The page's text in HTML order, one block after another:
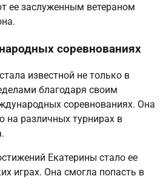
ее заслуженным ветераном
соревнованиях
известной не только в
благодаря своим
соревнованиях. Она
на различных турнирах в
Екатерины стало ее
играх. Она смогла попасть в